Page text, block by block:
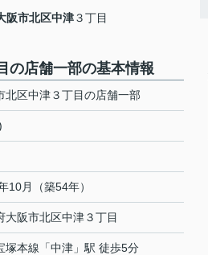
阪市北区中津３丁目
の店舗一部の基本情報
北区中津３丁目の店舗一部
10月（築54年）
大阪市北区中津３丁目
塚本線 「中津 」駅 徒歩5分